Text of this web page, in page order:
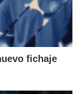
fichaje